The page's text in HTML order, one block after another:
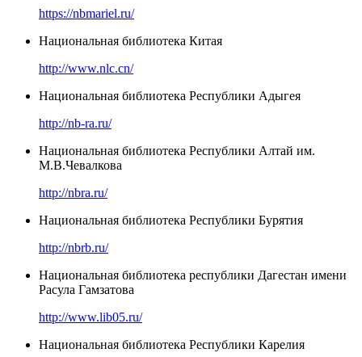
https://nbmariel.ru/
Национальная библиотека Китая
http://www.nlc.cn/
Национальная библиотека Республики Адыгея
http://nb-ra.ru/
Национальная библиотека Республики Алтай им.
М.В.Чевалкова
http://nbra.ru/
Национальная библиотека Республики Бурятия
http://nbrb.ru/
Национальная библиотека республики Дагестан имени
Расула Гамзатова
http://www.lib05.ru/
Национальная библиотека Республики Карелия